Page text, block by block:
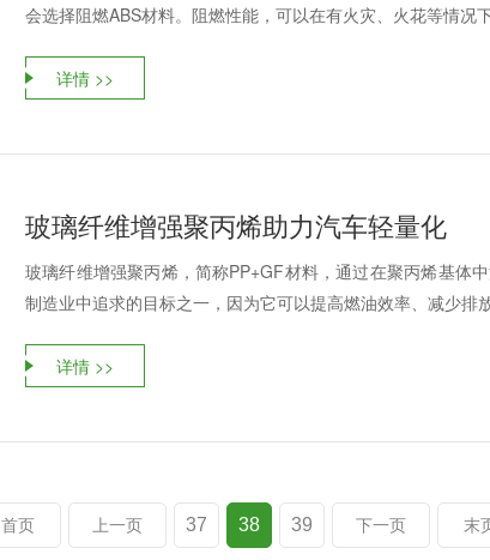
会选择阻燃ABS材料。阻燃性能，可以在有火灾、火花等情况
详情 >>
玻璃纤维增强聚丙烯助力汽车轻量化
玻璃纤维增强聚丙烯，简称PP+GF材料，通过在聚丙烯基体
制造业中追求的目标之一，因为它可以提高燃油效率、减少排
详情 >>
首页 上一页 37 38 39 下一页 末